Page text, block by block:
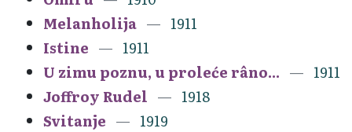
Melanholija
1911
Istine
1911
U zimu poznu, u proleće râno...
1911
Joffroy Rudel
1918
Svitanje
1919